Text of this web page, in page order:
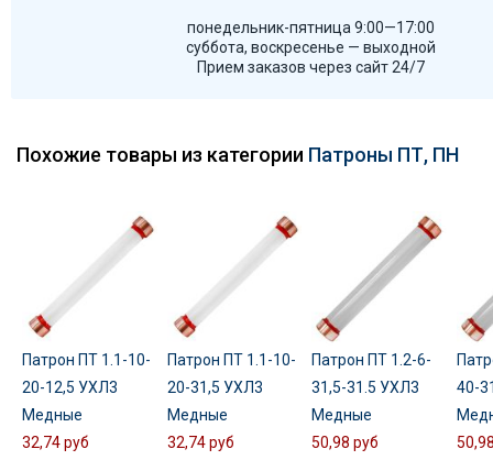
понедельник-пятница 9:00—17:00
суббота, воскресенье — выходной
Прием заказов через сайт 24/7
Похожие товары из категории Патроны ПТ, ПН
Патрон ПТ 1.1-10-
20-12,5 УХЛ3
Медные
32,74 руб
Патрон ПТ 1.1-10-
20-31,5 УХЛ3
Медные
32,74 руб
Патрон ПТ 1.2-6-
31,5-31.5 УХЛ3
Медные
50,98 руб
40-